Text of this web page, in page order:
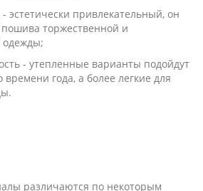
эстетически привлекательный, он
пошива торжественной и
одежды;
- утепленные варианты подойдут
времени года, а более легкие для
различаются по некоторым